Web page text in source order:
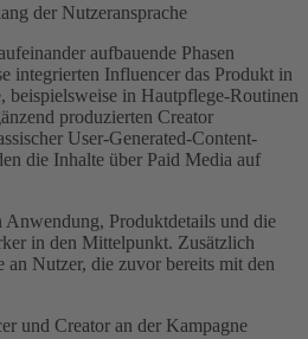
der Nutzeransprache
aufbauende Phasen
integrierten Influencer das Produkt in
beispielsweise in Hautpflege-Routinen
produzierten Creator
User-Generated-Content-
die Inhalte über Paid Media auf
Anwendung, Produktdetails und die
in den Mittelpunkt. Zusätzlich
an Nutzer, die zuvor bereits mit den
und Creator an der Kampagne